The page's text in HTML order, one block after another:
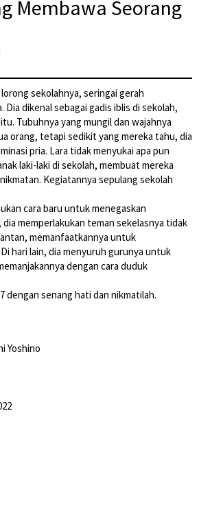
Membawa Seorang
sekolahnya, seringai gerah
Dia dikenal sebagai gadis iblis di sekolah,
Tubuhnya yang mungil dan wajahnya
orang, tetapi sedikit yang mereka tahu, dia
pria. Lara tidak menyukai apa pun
laki-laki di sekolah, membuat mereka
Kegiatannya sepulang sekolah
cara baru untuk menegaskan
memperlakukan teman sekelasnya tidak
memanfaatkannya untuk
hari lain, dia menyuruh gurunya untuk
dengan cara duduk
dengan senang hati dan nikmatilah.
Yoshino